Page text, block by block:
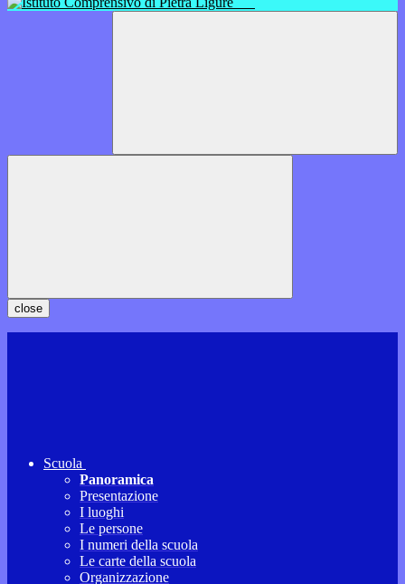
close
Scuola
Panoramica
Presentazione
I luoghi
Le persone
I numeri della scuola
Le carte della scuola
Organizzazione